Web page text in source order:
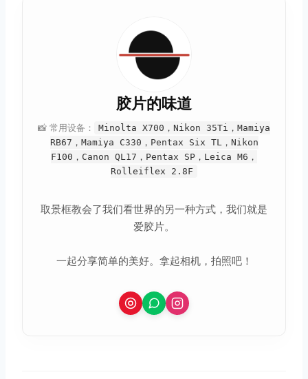
胶片的味道
📸 常用设备：
Minolta X700，Nikon 35Ti，Mamiya
RB67，Mamiya C330，Pentax Six TL，Nikon
F100，Canon QL17，Pentax SP，Leica M6，
Rolleiflex 2.8F
取景框教会了我们看世界的另一种方式，我们就是
爱胶片。
一起分享简单的美好。拿起相机，拍照吧！